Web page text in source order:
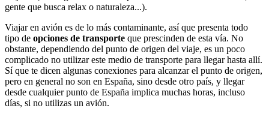
gente que busca relax o naturaleza...).
Viajar en avión es de lo más contaminante, así que presenta todo
tipo de opciones de transporte que prescinden de esta vía. No
obstante, dependiendo del punto de origen del viaje, es un poco
complicado no utilizar este medio de transporte para llegar hasta allí.
Sí que te dicen algunas conexiones para alcanzar el punto de origen,
pero en general no son en España, sino desde otro país, y llegar
desde cualquier punto de España implica muchas horas, incluso
días, si no utilizas un avión.